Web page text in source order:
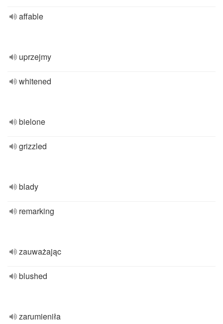
affable
uprzejmy
whitened
bielone
grizzled
blady
remarking
zauważając
blushed
zarumieniła